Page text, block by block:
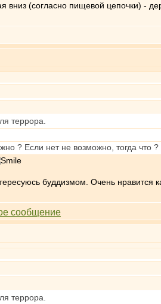
(согласно пищевой цепочки) -
террора.
? Если нет не возможно, тогда что ?
буддизмом. Очень нравится
террора.